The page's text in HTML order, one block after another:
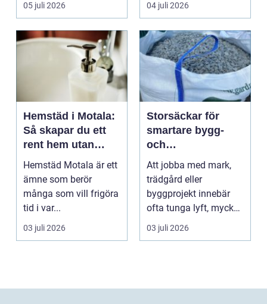
05 juli 2026 04 juli 2026
Hemstäd i Motala:
Så skapar du ett
rent hem utan
stress
Hemstäd Motala är ett
ämne som berör
många som vill frigöra
tid i var...
03 juli 2026
Storsäckar för
smartare bygg-
och
trädgårdsprojekt
Att jobba med mark,
trädgård eller
byggprojekt innebär
ofta tunga lyft, mycket
logis...
03 juli 2026